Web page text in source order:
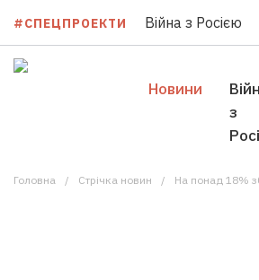
#СПЕЦПРОЕКТИ Війна з Росією
Новини
з
Головна Стрічка новин На понад 18%